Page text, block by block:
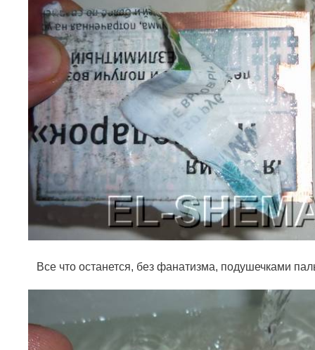
Все что останется, без фанатизма, подушечками